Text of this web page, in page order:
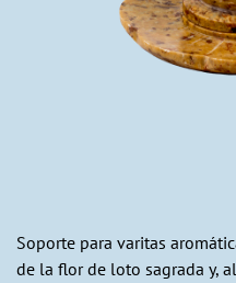
Soporte para varitas
de la flor de loto sagrada y,